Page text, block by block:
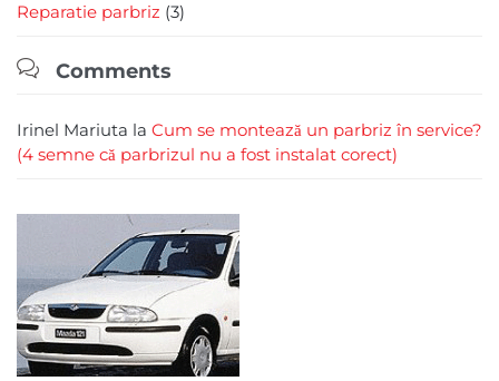
Reparatie parbriz (3)
 Comments
Irinel Mariuta la Cum se montează un parbriz în service?
(4 semne că parbrizul nu a fost instalat corect)